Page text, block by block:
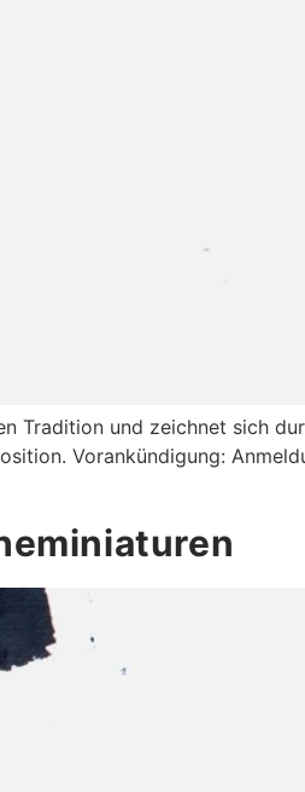
Tradition und zeichnet sich
Vorankündigung: